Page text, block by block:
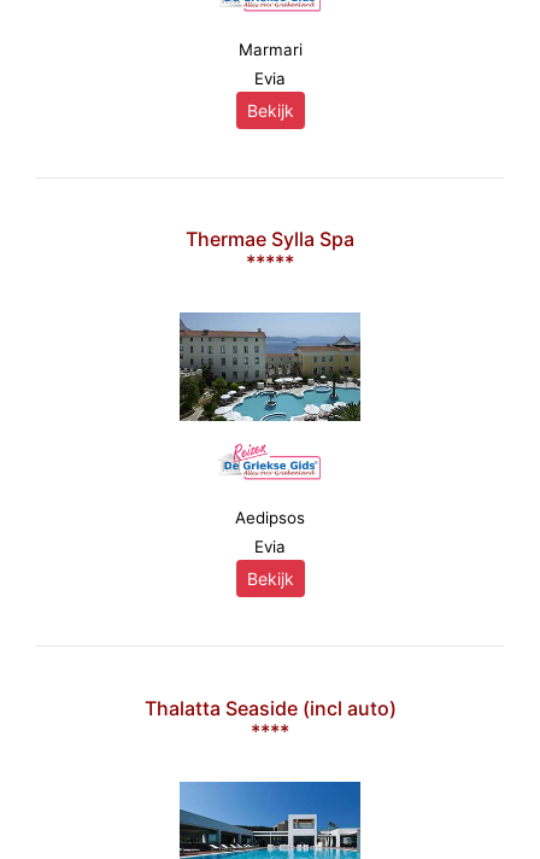
Marmari
Evia
Bekijk
Thermae Sylla Spa
*****
Aedipsos
Evia
Bekijk
Thalatta Seaside (incl auto)
****